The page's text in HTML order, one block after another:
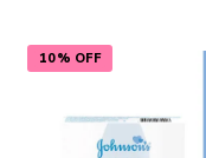
10% OFF